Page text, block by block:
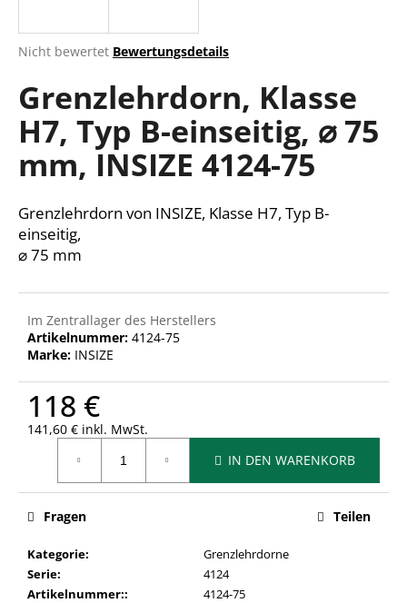
Die
Produktbewertung
ist
0,0
von
Sternen.
Nicht bewertet Bewertungsdetails
Grenzlehrdorn, Klasse
H7, Typ B-einseitig, ⌀ 75
mm, INSIZE 4124-75
Grenzlehrdorn von INSIZE, Klasse H7, Typ B-
einseitig,
⌀ 75 mm
Im Zentrallager des Herstellers
Artikelnummer: 4124-75
Marke: INSIZE
118 €
141,60 € inkl. MwSt.
IN DEN WARENKORB
Kategorie:
Grenzlehrdorne
Serie:
4124
Artikelnummer:: 4124-75
Fragen Teilen
W
e
m
p
f
e
e